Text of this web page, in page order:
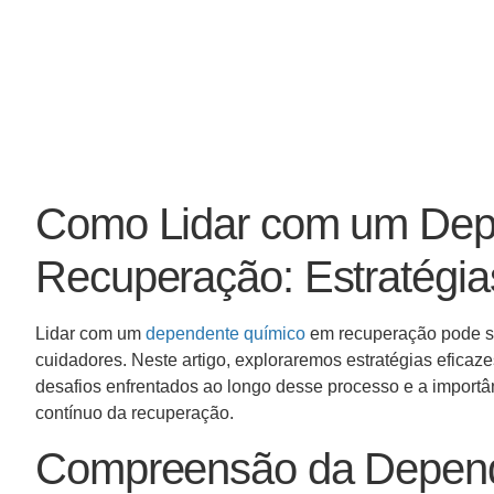
Como Lidar com um
Recuperação:
Lidar com um dependente químico em recuperação pode
cuidadores. Neste artigo, exploraremos estratégias
desafios enfrentados ao longo desse processo e a
contínuo da recuperação.
Compreensão da